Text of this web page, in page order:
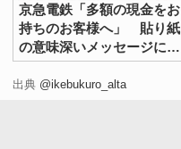
京急電鉄「多額の現金をお
持ちのお客様へ」 貼り紙
の意味深いメッセージに
「天才だ…」
出典 @ikebukuro_alta